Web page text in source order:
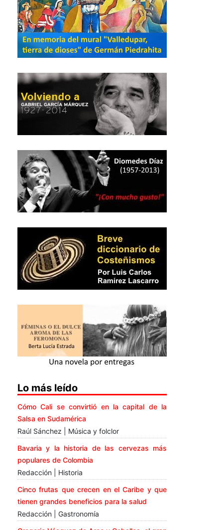
Lo más leído
Cómo Cali se convirtió en la capital de la
Salsa en Sudamérica
Raúl Sánchez | Música y folclor
Bavaria y la historia de las cervezas más
populares de Colombia
Redacción | Historia
Cinco frutas que crecen en el Caribe y que
tienen grandes beneficios para la salud
Redacción | Gastronomía